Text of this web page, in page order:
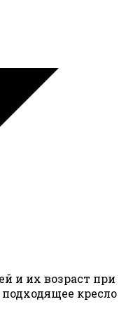
и их возраст при
кресло